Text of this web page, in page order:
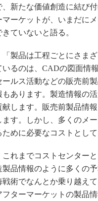
、新たな価値創造に結び
マーケットが、いまだに
きていないと語る。
製品は工程ごとにさま
いるのは、CADの図面情
ールス活動などの販売前
もあります。製造情報の
献します。販売前製品情
ます。しかし、多くのメ
ために必要なコストとし
れまでコストセンター
製品情報のように多くの
戦術でなんとか乗り越え
フターマーケットの製品